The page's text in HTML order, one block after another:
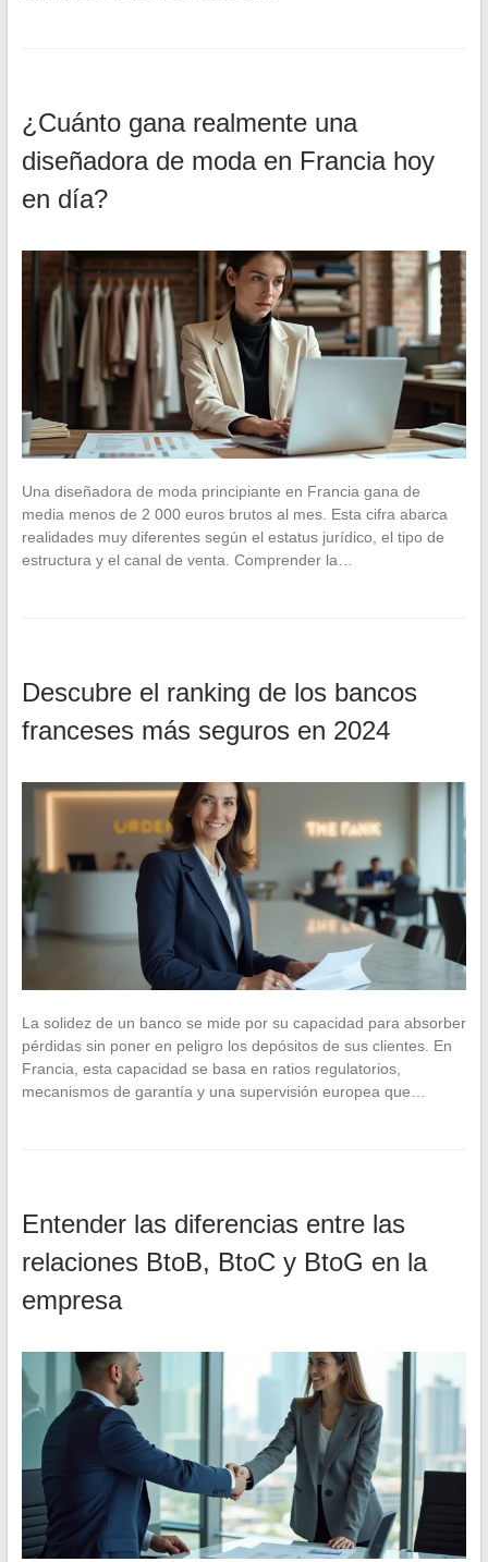
¿Cuánto gana realmente una
diseñadora de moda en Francia hoy
en día?
Una diseñadora de moda principiante en Francia gana de
media menos de 2 000 euros brutos al mes. Esta cifra abarca
realidades muy diferentes según el estatus jurídico, el tipo de
estructura y el canal de venta. Comprender la…
Descubre el ranking de los bancos
franceses más seguros en 2024
La solidez de un banco se mide por su capacidad para absorber
pérdidas sin poner en peligro los depósitos de sus clientes. En
Francia, esta capacidad se basa en ratios regulatorios,
mecanismos de garantía y una supervisión europea que…
Entender las diferencias entre las
relaciones BtoB, BtoC y BtoG en la
empresa